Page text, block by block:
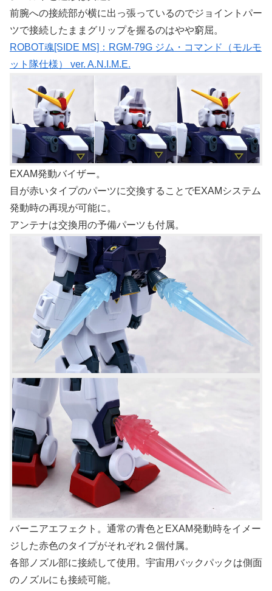
前腕への接続部が横に出っ張っているのでジョイントパー
ツで接続したままグリップを握るのはやや窮屈。
ROBOT魂[SIDE MS]：RGM-79G ジム・コマンド（モルモ
ット隊仕様） ver. A.N.I.M.E.
EXAM発動バイザー。
目が赤いタイプのパーツに交換することでEXAMシステム
発動時の再現が可能に。
アンテナは交換用の予備パーツも付属。
バーニアエフェクト。通常の青色とEXAM発動時をイメー
ジした赤色のタイプがそれぞれ２個付属。
各部ノズル部に接続して使用。宇宙用バックパックは側面
のノズルにも接続可能。